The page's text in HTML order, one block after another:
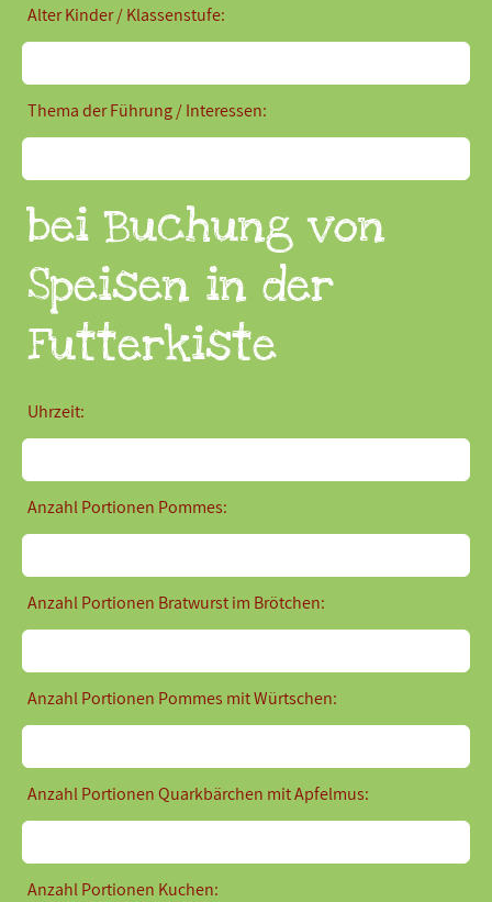
Alter Kinder / Klassenstufe:
Thema der Führung / Interessen:
bei Buchung von
Speisen in der
Futterkiste
Uhrzeit:
Anzahl Portionen Pommes:
Anzahl Portionen Bratwurst im Brötchen:
Anzahl Portionen Pommes mit Würtschen:
Anzahl Portionen Quarkbärchen mit Apfelmus:
Anzahl Portionen Kuchen: